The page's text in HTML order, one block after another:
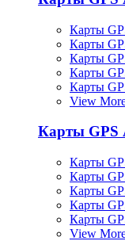
Карты
Карты
Карты
Карты
Карты
View
Карты GPS
Карты
Карты
Карты
Карты
Карты
View